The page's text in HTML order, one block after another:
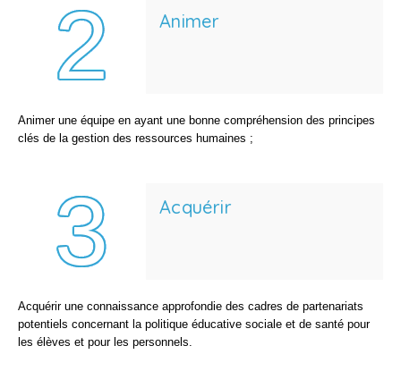
Animer
Animer une équipe en ayant une bonne compréhension des principes
clés de la gestion des ressources humaines ;
Acquérir
Acquérir une connaissance approfondie des cadres de partenariats
potentiels concernant la politique éducative sociale et de santé pour
les élèves et pour les personnels.